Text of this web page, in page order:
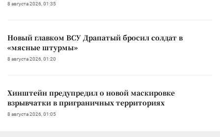
8 августа 2026, 01:35
Новый главком ВСУ Драпатый бросил солдат в
«мясные штурмы»
8 августа 2026, 01:20
Хинштейн предупредил о новой маскировке
взрывчатки в приграничных территориях
8 августа 2026, 01:05